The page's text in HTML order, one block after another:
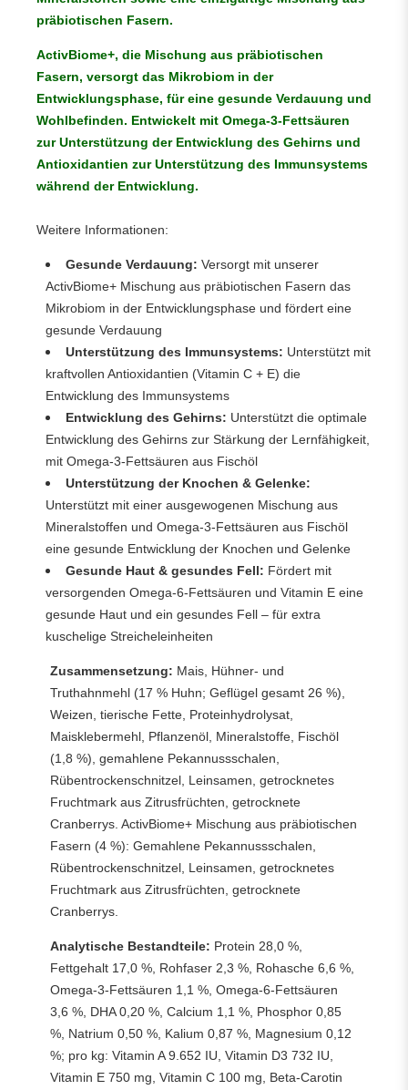
präbiotischen Fasern.
ActivBiome+, die Mischung aus präbiotischen
Fasern, versorgt das Mikrobiom in der
Entwicklungsphase, für eine gesunde Verdauung und
Wohlbefinden. Entwickelt mit Omega-3-Fettsäuren
zur Unterstützung der Entwicklung des Gehirns und
Antioxidantien zur Unterstützung des Immunsystems
während der Entwicklung.
Weitere Informationen:
Gesunde Verdauung: Versorgt mit unserer
ActivBiome+ Mischung aus präbiotischen Fasern das
Mikrobiom in der Entwicklungsphase und fördert eine
gesunde Verdauung
Unterstützung des Immunsystems: Unterstützt mit
kraftvollen Antioxidantien (Vitamin C + E) die
Entwicklung des Immunsystems
Entwicklung des Gehirns: Unterstützt die optimale
Entwicklung des Gehirns zur Stärkung der Lernfähigkeit,
mit Omega-3-Fettsäuren aus Fischöl
Unterstützung der Knochen & Gelenke:
Unterstützt mit einer ausgewogenen Mischung aus
Mineralstoffen und Omega-3-Fettsäuren aus Fischöl
eine gesunde Entwicklung der Knochen und Gelenke
Gesunde Haut & gesundes Fell: Fördert mit
versorgenden Omega-6-Fettsäuren und Vitamin E eine
gesunde Haut und ein gesundes Fell – für extra
kuschelige Streicheleinheiten
Zusammensetzung: Mais, Hühner- und
Truthahnmehl (17 % Huhn; Geflügel gesamt 26 %),
Weizen, tierische Fette, Proteinhydrolysat,
Maisklebermehl, Pflanzenöl, Mineralstoffe, Fischöl
(1,8 %), gemahlene Pekannussschalen,
Rübentrockenschnitzel, Leinsamen, getrocknetes
Fruchtmark aus Zitrusfrüchten, getrocknete
Cranberrys. ActivBiome+ Mischung aus präbiotischen
Fasern (4 %): Gemahlene Pekannussschalen,
Rübentrockenschnitzel, Leinsamen, getrocknetes
Fruchtmark aus Zitrusfrüchten, getrocknete
Cranberrys.
Analytische Bestandteile: Protein 28,0 %,
Fettgehalt 17,0 %, Rohfaser 2,3 %, Rohasche 6,6 %,
Omega-3-Fettsäuren 1,1 %, Omega-6-Fettsäuren
3,6 %, DHA 0,20 %, Calcium 1,1 %, Phosphor 0,85
%, Natrium 0,50 %, Kalium 0,87 %, Magnesium 0,12
%; pro kg: Vitamin A 9.652 IU, Vitamin D3 732 IU,
Vitamin E 750 mg, Vitamin C 100 mg, Beta-Carotin